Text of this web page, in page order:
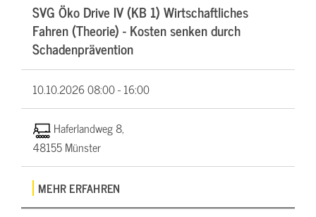
SVG Öko Drive IV (KB 1) Wirtschaftliches
Fahren (Theorie) - Kosten senken durch
Schadenprävention
10.10.202608:00 - 16:00
Haferlandweg 8,
48155 Münster
MEHR ERFAHREN